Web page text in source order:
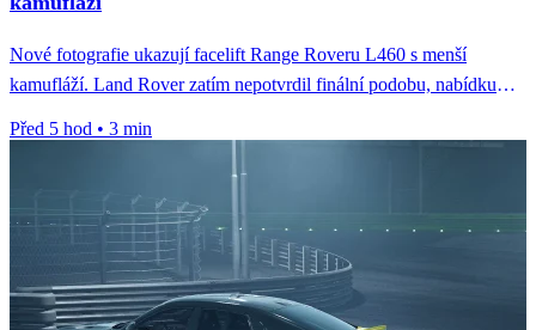
Nové fotografie ukazují facelift Range Roveru L460 s menší
kamufláží. Land Rover zatím nepotvrdil finální podobu, nabídku
Před 5 hod • 3 min